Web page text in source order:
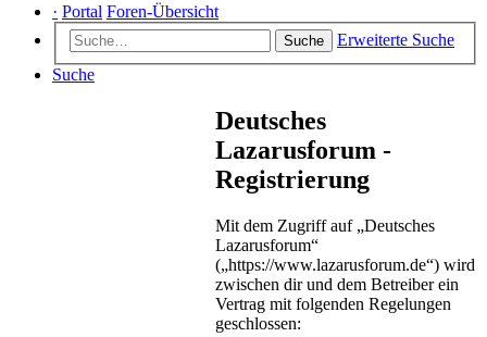
· Portal Foren-Übersicht
Suche
Erweiterte Suche
Suche
Deutsches
Lazarusforum -
Registrierung
Mit dem Zugriff auf „Deutsches
Lazarusforum“
(„https://www.lazarusforum.de“) wird
zwischen dir und dem Betreiber ein
Vertrag mit folgenden Regelungen
geschlossen: